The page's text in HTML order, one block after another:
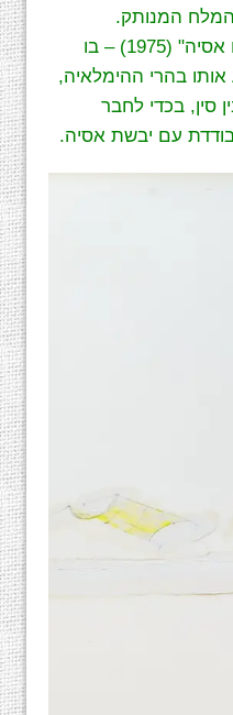
המנותק.
"פרויקט התפייסות עם אסיה" (1975) – בו
אותו בהרי ההימלאיה,
סין, בכדי לחבר
עם יבשת אסיה.